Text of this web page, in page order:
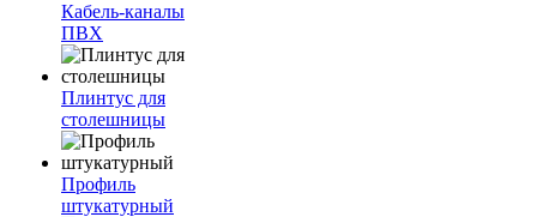
Кабель-каналы
ПВХ
Плинтус для
столешницы
Профиль
штукатурный